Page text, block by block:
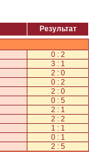
Результат
0 : 2
3 : 1
2 : 0
0 : 2
2 : 0
0 : 5
2 : 1
2 : 2
1 : 1
0 : 1
2 : 5